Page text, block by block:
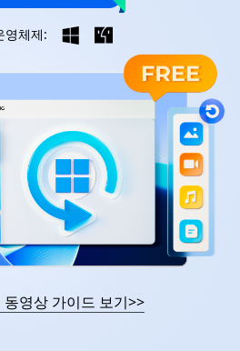
영체제:
영상 가이드 보기>>